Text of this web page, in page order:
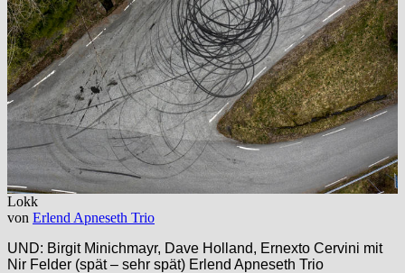
Lokk
von Erlend Apneseth Trio
UND: Birgit Minichmayr, Dave Holland, Ernexto Cervini mit
Nir Felder (spät – sehr spät) Erlend Apneseth Trio